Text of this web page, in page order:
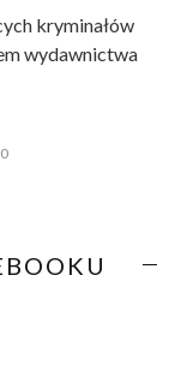
kryminałów
wydawnictwa
0